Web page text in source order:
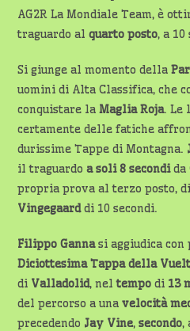
AG2R La Mondiale Team, è
traguardo alquarto posto, a 10
Si giunge al momento della
uomini di Alta Classifica, che
conquistare laMaglia Roja. Le
certamente delle fatiche
durissime Tappe di Montagna.
il traguardo a soli 8 secondida
propria prova al terzo posto,
Vingegaarddi 10 secondi.
Filippo Gannasi aggiudica
Diciottesima Tappa della
di Valladolid, neltempo di 13
del percorso a una velocità
precedendo Jay Vine, secondo,